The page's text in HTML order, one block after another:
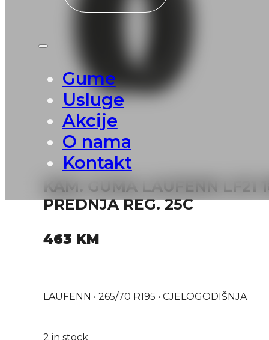
Gume
Usluge
Akcije
O nama
Kontakt
KAM. GUMA LAUFENN LF21
PREDNJA REG. 25C
463 KM
LAUFENN • 265/70 R195 • CJELOGODIŠNJA
2 in stock